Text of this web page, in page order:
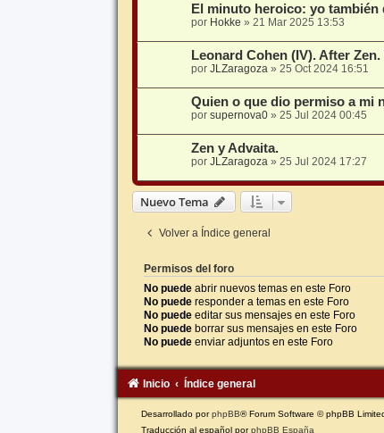
El minuto heroico: yo también
por Hokke » 21 Mar 2025 13:53
Leonard Cohen (IV). After
por JLZaragoza » 25 Oct 2024 16:51
Quien o que dio permiso a mi
por supernova0» 25 Jul 2024 00:45
Zen y Advaita.
por JLZaragoza » 25 Jul 2024 17:27
Nuevo Tema
Volver a Índice general
Permisos del foro
No puedeabrir nuevos temas en este Foro
No puederesponder a temas en este Foro
No puedeeditar sus mensajes en este Foro
No puedeborrar sus mensajes en este Foro
No puedeenviar adjuntos en este Foro
Inicio Índice general
Desarrollado porphpBB® Forum Software © phpBB
Traducción al español porphpBB España